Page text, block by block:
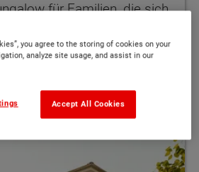
für Familien, die sich
MEHR
you agree to the storing of cookies on your
analyze site usage, and assist in our
Accept All Cookies